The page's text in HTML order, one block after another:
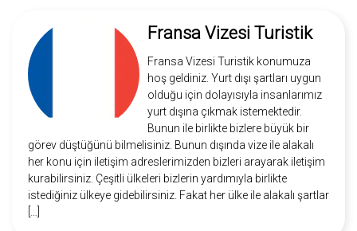
Fransa Vizesi Turistik
Fransa Vizesi Turistik konumuza
hoş geldiniz. Yurt dışı şartları uygun
olduğu için dolayısıyla insanlarımız
yurt dışına çıkmak istemektedir.
Bunun ile birlikte bizlere büyük bir
görev düştüğünü bilmelisiniz. Bunun dışında vize ile alakalı
her konu için iletişim adreslerimizden bizleri arayarak iletişim
kurabilirsiniz. Çeşitli ülkeleri bizlerin yardımıyla birlikte
istediğiniz ülkeye gidebilirsiniz. Fakat her ülke ile alakalı şartlar